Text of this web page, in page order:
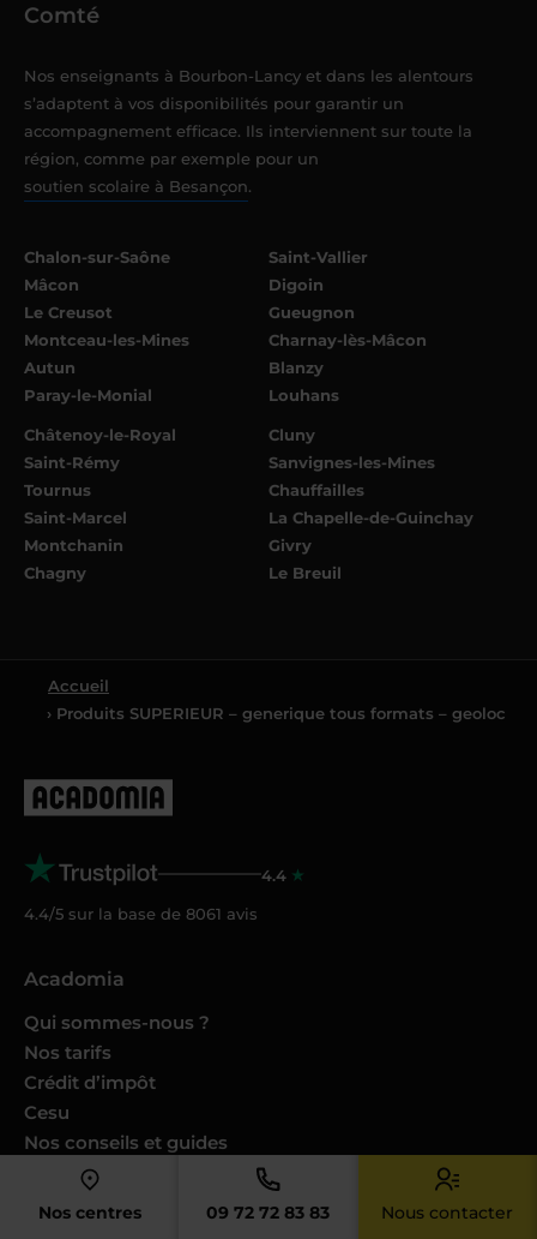
Nos centres 09 72 72 83 83 Nous contacter
Comté
Nos enseignants à Bourbon-Lancy et dans les alentours
s’adaptent à vos disponibilités pour garantir un
accompagnement efficace. Ils interviennent sur toute la
région, comme par exemple pour un
soutien scolaire à Besançon.
Chalon-sur-Saône
Mâcon
Le Creusot
Montceau-les-Mines
Autun
Paray-le-Monial
Saint-Vallier
Digoin
Gueugnon
Charnay-lès-Mâcon
Blanzy
Louhans
Châtenoy-le-Royal
Saint-Rémy
Tournus
Saint-Marcel
Montchanin
Chagny
Cluny
Sanvignes-les-Mines
Chauffailles
La Chapelle-de-Guinchay
Givry
Le Breuil
Accueil
› Produits SUPERIEUR – generique tous formats – geoloc
4.4
4.4/5 sur la base de 8061 avis
Acadomia
Qui sommes-nous ?
Nos tarifs
Crédit d’impôt
Cesu
Nos conseils et guides
Nos Podcasts Ambition Sup
Avis des familles